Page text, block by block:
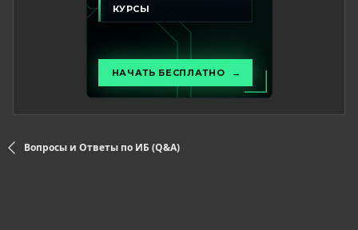
Вопросы и Ответы по ИБ (Q&A)